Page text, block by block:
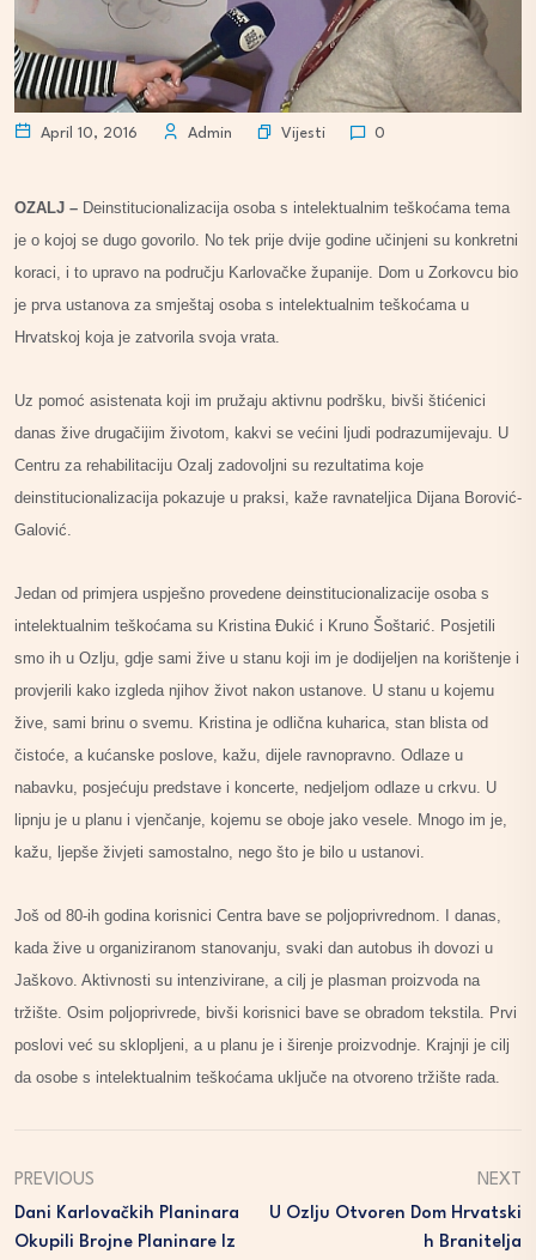
April 10, 2016 Admin Vijesti 0
OZALJ – Deinstitucionalizacija osoba s intelektualnim teškoćama tema
je o kojoj se dugo govorilo. No tek prije dvije godine učinjeni su konkretni
koraci, i to upravo na području Karlovačke županije. Dom u Zorkovcu bio
je prva ustanova za smještaj osoba s intelektualnim teškoćama u
Hrvatskoj koja je zatvorila svoja vrata.
Uz pomoć asistenata koji im pružaju aktivnu podršku, bivši štićenici
danas žive drugačijim životom, kakvi se većini ljudi podrazumijevaju. U
Centru za rehabilitaciju Ozalj zadovoljni su rezultatima koje
deinstitucionalizacija pokazuje u praksi, kaže ravnateljica Dijana Borović-
Galović.
Jedan od primjera uspješno provedene deinstitucionalizacije osoba s
intelektualnim teškoćama su Kristina Đukić i Kruno Šoštarić. Posjetili
smo ih u Ozlju, gdje sami žive u stanu koji im je dodijeljen na korištenje i
provjerili kako izgleda njihov život nakon ustanove. U stanu u kojemu
žive, sami brinu o svemu. Kristina je odlična kuharica, stan blista od
čistoće, a kućanske poslove, kažu, dijele ravnopravno. Odlaze u
nabavku, posjećuju predstave i koncerte, nedjeljom odlaze u crkvu. U
lipnju je u planu i vjenčanje, kojemu se oboje jako vesele. Mnogo im je,
kažu, ljepše živjeti samostalno, nego što je bilo u ustanovi.
Još od 80-ih godina korisnici Centra bave se poljoprivrednom. I danas,
kada žive u organiziranom stanovanju, svaki dan autobus ih dovozi u
Jaškovo. Aktivnosti su intenzivirane, a cilj je plasman proizvoda na
tržište. Osim poljoprivrede, bivši korisnici bave se obradom tekstila. Prvi
poslovi već su sklopljeni, a u planu je i širenje proizvodnje. Krajnji je cilj
da osobe s intelektualnim teškoćama uključe na otvoreno tržište rada.
PREVIOUS
Dani Karlovačkih Planinara
Okupili Brojne Planinare Iz
NEXT
U Ozlju Otvoren Dom Hrvatski
H Branitelja